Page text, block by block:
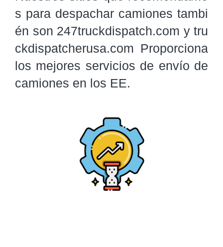
s para despachar camiones tambi
én son 247truckdispatch.com y tru
ckdispatcherusa.com Proporciona
los mejores servicios de envío de
camiones en los EE.